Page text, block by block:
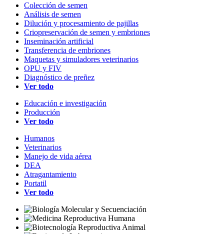
Colección de semen
Análisis de semen
Dilución y procesamiento de pajillas
Criopreservación de semen y embriones
Inseminación artificial
Transferencia de embriones
Maquetas y simuladores veterinarios
OPU y FIV
Diagnóstico de preñez
Ver todo
Educación e investigación
Producción
Ver todo
Humanos
Veterinarios
Manejo de vida aérea
DEA
Atragantamiento
Portatil
Ver todo